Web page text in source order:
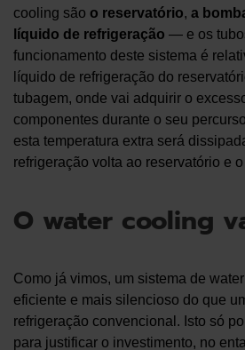
cooling são o reservatório, a
líquido de refrigeração — e os
funcionamento deste sistema é
líquido de refrigeração do
tubagem, onde vai adquirir o
componentes durante o seu
esta temperatura extra será
refrigeração volta ao reservatório e
O water cooling
Como já vimos, um sistema de
eficiente e mais silencioso do que
refrigeração convencional. Isto só
para justificar o investimento, no